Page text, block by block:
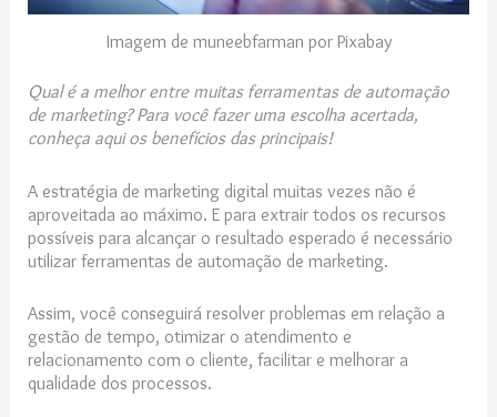
Imagem de muneebfarman por Pixabay
Qual é a melhor entre muitas ferramentas de automação
de marketing? Para você fazer uma escolha acertada,
conheça aqui os benefícios das principais!
A estratégia de marketing digital muitas vezes não é
aproveitada ao máximo. E para extrair todos os recursos
possíveis para alcançar o resultado esperado é necessário
utilizar ferramentas de automação de marketing.
Assim, você conseguirá resolver problemas em relação a
gestão de tempo, otimizar o atendimento e
relacionamento com o cliente, facilitar e melhorar a
qualidade dos processos.